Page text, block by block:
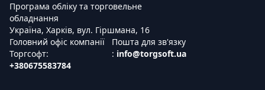
Програма обліку та торговельне
обладнання
Україна, Харків, вул. Гіршмана, 16
Головний офіс компанії
Торгсофт:
+380675583784
Пошта для зв'язку
: info@torgsoft.ua